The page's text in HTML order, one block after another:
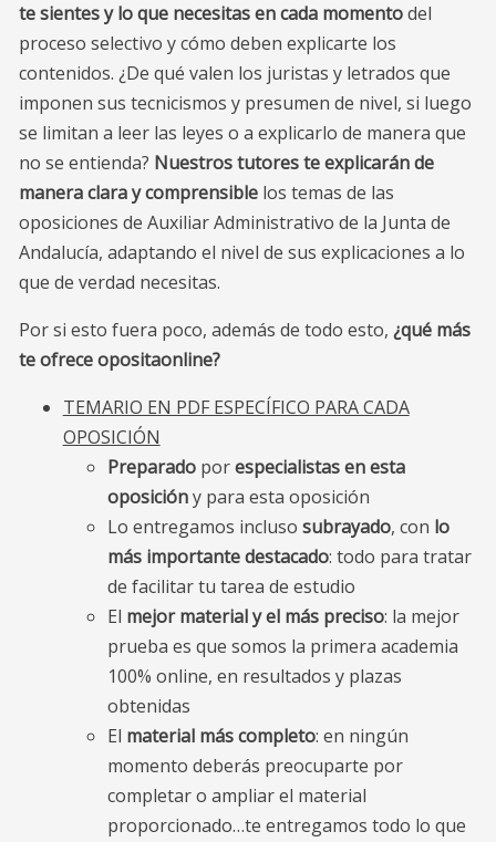
te sientes y lo que necesitas en cada momentodel
proceso selectivo y cómo deben explicarte los
contenidos. ¿De qué valen los juristas y letrados que
imponen sus tecnicismos y presumen de nivel, si luego
se limitan a leer las leyes o a explicarlo de manera que
no se entienda? Nuestros tutores te explicarán de
manera clara y comprensiblelos temas de las
oposiciones de Auxiliar Administrativo de la Junta de
Andalucía, adaptando el nivel de sus explicaciones a lo
que de verdad necesitas.
Por si esto fuera poco, además de todo esto, ¿qué más
te ofrece opositaonline?
TEMARIO EN PDF ESPECÍFICO PARA CADA
OPOSICIÓN
Preparado porespecialistas en esta
oposicióny para esta oposición
Lo entregamos incluso subrayado, con lo
más importante destacado: todo para tratar
de facilitar tu tarea de estudio
El mejor material y el más preciso: la mejor
prueba es que somos la primera academia
100% online, en resultados y plazas
obtenidas
El material más completo: en ningún
momento deberás preocuparte por
completar o ampliar el material
proporcionado…te entregamos todo lo que